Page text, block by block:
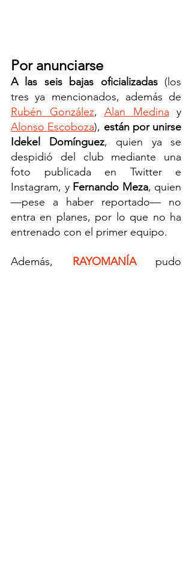
Por anunciarse
A las seis bajas oficializadas (los
Rubén González, Alan Medina
Alonso Escoboza), están por unirse
Idekel Domínguez, quien ya se
despidió del club mediante una
foto publicada en Twitter e
Instagram, y Fernando Meza, quien
—pese a haber reportado— no
entra en planes, por lo que no ha
entrenado con el primer equipo.
Además, RAYOMANÍA pudo